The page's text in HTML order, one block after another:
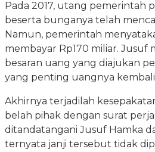
Pada 2017, utang pemerintah
beserta bunganya telah
Namun, pemerintah
membayar Rp170 miliar. Jusuf
besaran uang yang diajukan
yang penting uangnya
Akhirnya terjadilah
belah pihak dengan surat
ditandatangani Jusuf Hamka
ternyata janji tersebut tidak